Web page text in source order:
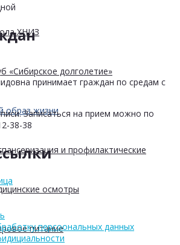
ХНИЗ
«Сибирское долголетие»
образ жизни
и профилактические
осмотры
питание
принимает граждан по средам с
Записаться на прием можно по
38-38
персоональных данных